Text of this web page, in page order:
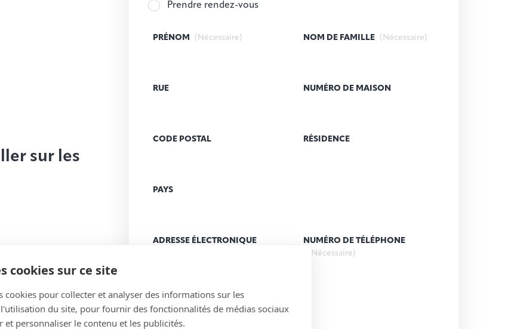
cookies sur ce site
cookies pour collecter et analyser des informations sur les
du site, pour fournir des fonctionnalités de médias sociaux
et personnaliser le contenu et les publicités.
sur les
Prendre rendez-vous
PRÉNOM (Nécessaire) NOM DE FAMILLE (Nécessaire)
RUE NUMÉRO DE MAISON
CODE POSTAL RÉSIDENCE
PAYS
ADRESSE ÉLECTRONIQUE
NUMÉRO DE TÉLÉPHONE
(Nécessaire)
MESSAGE (Nécessaire)